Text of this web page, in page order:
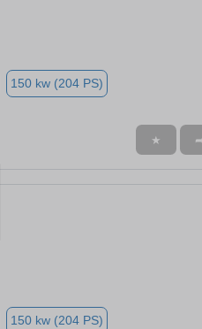
150 kw (204 PS)
★
150 kw (204 PS)